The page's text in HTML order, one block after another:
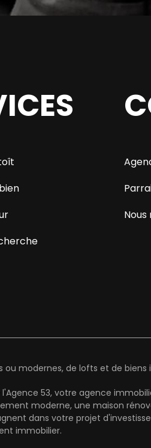
modernes, de lofts et de
53, votre agence
moderne, une maison
dans votre projet
immobilier.